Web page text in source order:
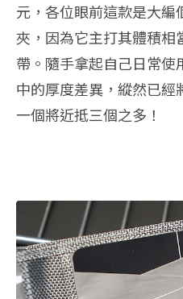
元，各位眼前這款是大
夾，因為它主打其體積相
帶。隨手拿起自己日常
中的厚度差異，縱然已
一個將近抵三個之多！